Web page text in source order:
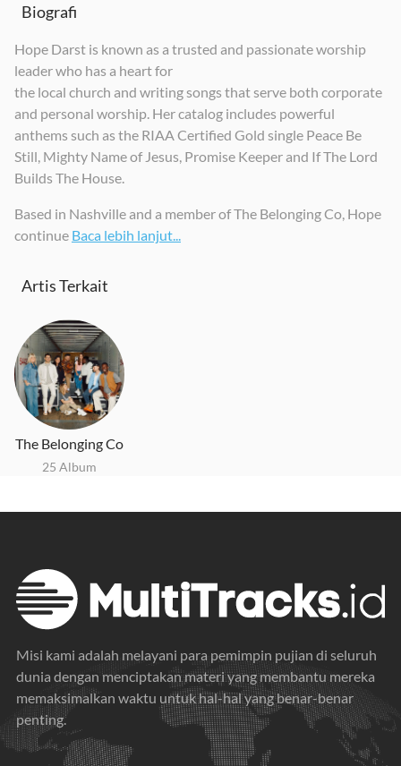
Biografi
Hope Darst is known as a trusted and passionate worship
leader who has a heart for
the local church and writing songs that serve both corporate
and personal worship. Her catalog includes powerful
anthems such as the RIAA Certified Gold single Peace Be
Still, Mighty Name of Jesus, Promise Keeper and If The Lord
Builds The House.
Based in Nashville and a member of The Belonging Co, Hope
continue Baca lebih lanjut...
Artis Terkait
The Belonging Co
25 Album
Misi kami adalah melayani para pemimpin pujian di seluruh
dunia dengan menciptakan materi yang membantu mereka
memaksimalkan waktu untuk hal-hal yang benar-benar
penting.